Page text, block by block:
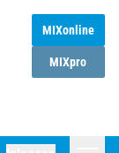
MIXonline
MIXpro